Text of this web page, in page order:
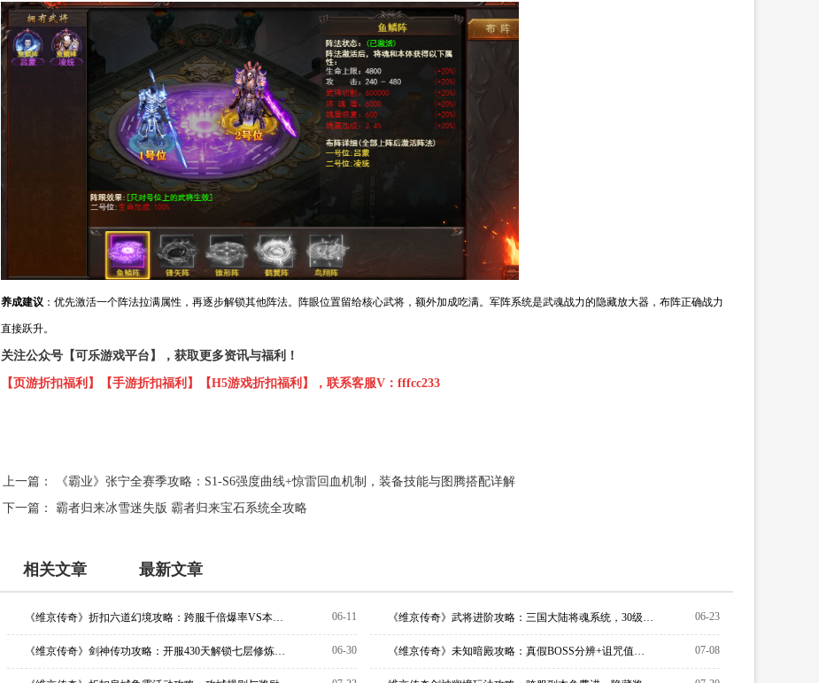
养成建议：优先激活一个阵法拉满属性，再逐步解锁其他阵法。阵眼位置留给核心武将，额外加成吃满。军阵系统是武魂战力的隐藏放大器，布阵正确战力
直接跃升。
关注公众号【可乐游戏平台】 ，获取更多资讯与福利！
【页游折扣福利】【手游折扣福利】【H5游戏折扣福利】，联系客服V：fffcc233
上一篇：
《霸业》张宁全赛季攻略：S1-S6强度曲线+惊雷回血机制，装备技能与图腾搭配详解
下一篇： 霸者归来冰雪迷失版 霸者归来宝石系统全攻略
相关文章 最新文章
06-11
《维京传奇》折扣六道幻境攻略：跨服千倍爆率VS本服百倍，六层开启条件与灭魔令分配全解析 06-23
《维京传奇》武将进阶攻略：三国大陆将魂系统，30级突破激活天赋与共鸣技能全解析
06-30
《维京传奇》剑神传功攻略：开服430天解锁七层修炼室，传功令牌获取与符石掉落全解析 07-08
《维京传奇》未知暗殿攻略：真假BOSS分辨+诅咒值机制，透视神戒与祝福神戒通关必备